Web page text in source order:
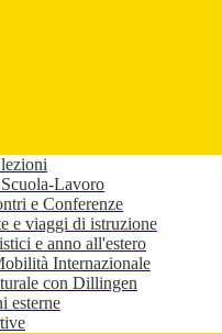
Lavoro
e Conferenze
e viaggi di istruzione
e anno all'estero
Internazionale
con Dillingen
esterne